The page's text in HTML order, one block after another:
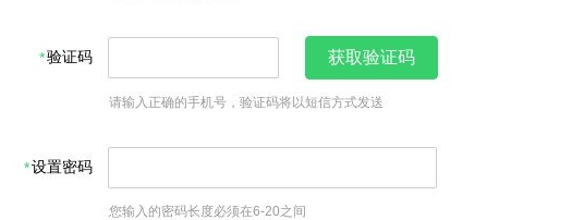
验证码 获取验证码
请输入正确的手机号，验证码将以短信方式发送
设置密码
您输入的密码长度必须在6-20之间